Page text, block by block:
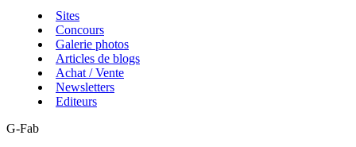
Sites
Concours
Galerie photos
Articles de blogs
Achat / Vente
Newsletters
Editeurs
G-Fab